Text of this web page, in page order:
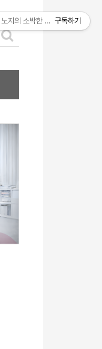
노지의 소박한 이야기구독하기